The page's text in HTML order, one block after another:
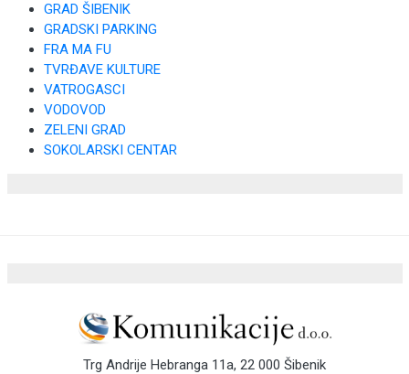
GRAD ŠIBENIK
GRADSKI PARKING
FRA MA FU
TVRĐAVE KULTURE
VATROGASCI
VODOVOD
ZELENI GRAD
SOKOLARSKI CENTAR
Trg Andrije Hebranga 11a, 22 000 Šibenik